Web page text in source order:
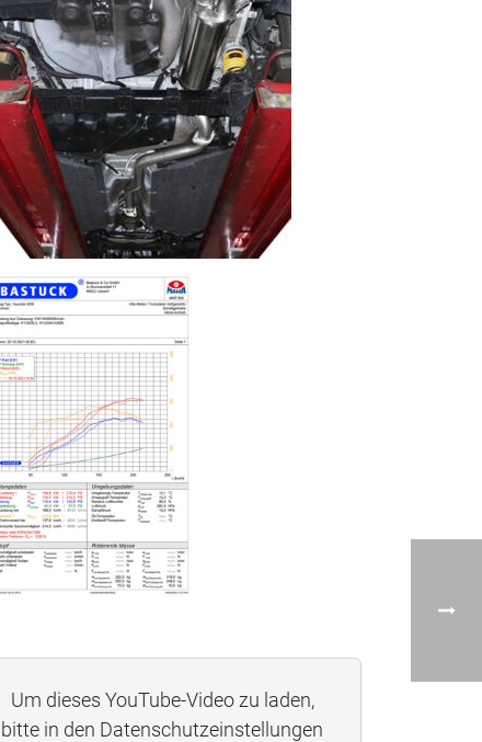
Um dieses YouTube-Video zu laden,
bitte in den Datenschutzeinstellungen